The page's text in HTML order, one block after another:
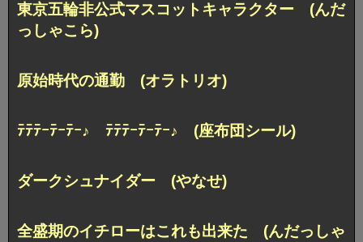
東京五輪非公式マスコットキャラクター (んだ
っしゃこら)
原始時代の通勤 (オラトリオ)
ﾃﾃﾃｰﾃｰﾃｰ♪ ﾃﾃﾃｰﾃｰﾃｰ♪ (座布団シール)
ダークシュナイダー (やなせ)
全盛期のイチローはこれも出来た (んだっしゃ